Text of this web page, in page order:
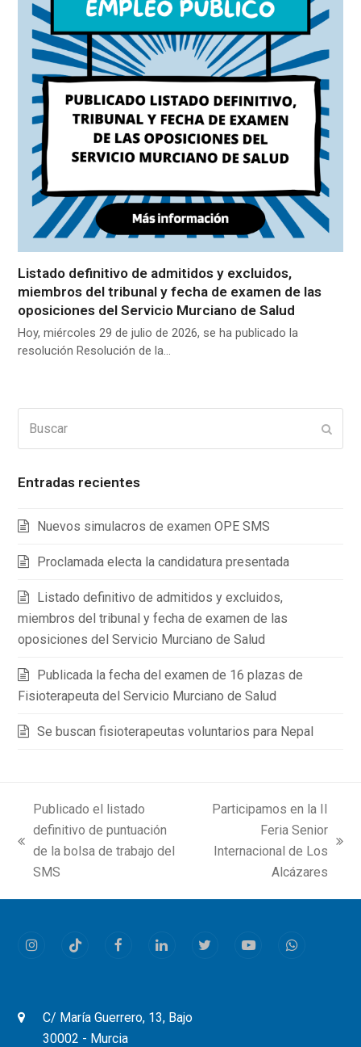
Listado definitivo de admitidos y excluidos,
miembros del tribunal y fecha de examen de las
oposiciones del Servicio Murciano de Salud
Hoy, miércoles 29 de julio de 2026, se ha publicado la
resolución Resolución de la…
Entradas recientes
Nuevos simulacros de examen OPE SMS
Proclamada electa la candidatura presentada
Listado definitivo de admitidos y excluidos,
miembros del tribunal y fecha de examen de las
oposiciones del Servicio Murciano de Salud
Publicada la fecha del examen de 16 plazas de
Fisioterapeuta del Servicio Murciano de Salud
Se buscan fisioterapeutas voluntarios para Nepal
previous
post:
Publicado el listado
definitivo de puntuación
de la bolsa de trabajo del
SMS
next
Participamos en la II
Feria Senior
Internacional de Los
Alcázares
InstagramTiktok FacebookLinkedInTwitterYoutubeWhatsapp
C/ María Guerrero, 13, Bajo
30002 - Murcia